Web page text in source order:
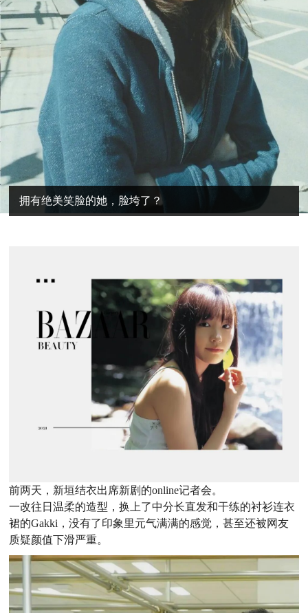
拥有绝美笑脸的她，脸垮了？
前两天，新垣结衣‍‍‍‍‍‍出席新剧的online记者会。
一改往日温柔的造型，换上了中分长直发和干练的衬衫连衣
裙的Gakki，没有了印象里元气满满的感觉，甚至还被网友
质疑颜值下滑严重。‍‍‍‍‍‍